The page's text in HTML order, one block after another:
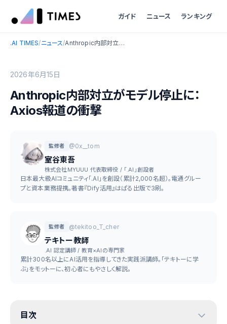
ガイド ニュース ランキング
.AI TIMES/ニュース/ Anthropic内部対立がモデル停止に：Axios報道の衝撃
2026年6月15日
Anthropic内部対立がモデル停止に：
Axios報道の衝撃
監修者 @0x__tom
室谷東吾
株式会社MYUUU 代表取締役 / 「.AI」創設者
日本最大級AIコミュニティ「.AI」を創設（累計2,000名超）。電通グルー
プと資本業務提携。著書『Dify活用』はぱる出版で3刷。
監修者 @tekitoo_T_cher
テキトー教師
.AI 認定講師 / 教育×AIの専門家
累計300名以上にAI活用を指導してきた実践派講師。「テキトーに学
ぶ」をモットーに、初心者にもやさしく解説。
目次